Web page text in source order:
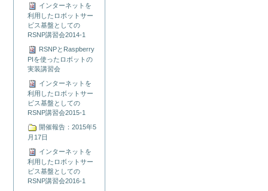
インターネットを
利用したロボットサー
ビス基盤としての
RSNP講習会2014-1
RSNPとRaspberry
PIを使ったロボットの
実装講習会
インターネットを
利用したロボットサー
ビス基盤としての
RSNP講習会2015-1
開催報告：2015年5
月17日
インターネットを
利用したロボットサー
ビス基盤としての
RSNP講習会2016-1